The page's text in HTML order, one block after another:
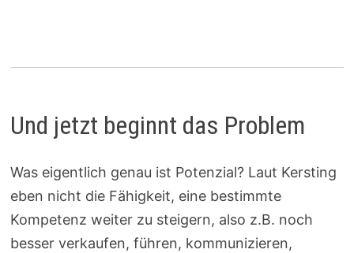
Und jetzt beginnt das Problem
Was eigentlich genau ist Potenzial? Laut Kersting
eben nicht die Fähigkeit, eine bestimmte
Kompetenz weiter zu steigern, also z.B. noch
besser verkaufen, führen, kommunizieren,